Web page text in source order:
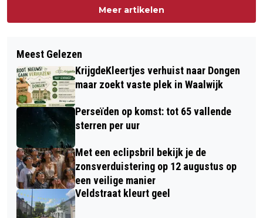
Meer artikelen
Meest Gelezen
KrijgdeKleertjes verhuist naar Dongen
maar zoekt vaste plek in Waalwijk
Perseïden op komst: tot 65 vallende
sterren per uur
Met een eclipsbril bekijk je de
zonsverduistering op 12 augustus op
een veilige manier
Veldstraat kleurt geel